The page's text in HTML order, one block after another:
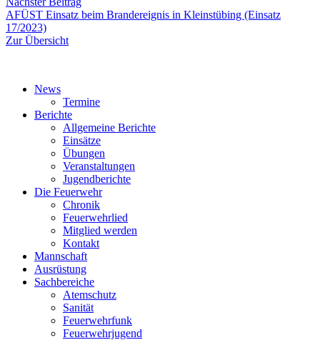
Beitrag:
AFÜST Einsatz beim Brandereignis in Kleinstübing (Einsatz
17/2023)
Zur Übersicht
News
Termine
Berichte
Allgemeine Berichte
Einsätze
Übungen
Veranstaltungen
Jugendberichte
Die Feuerwehr
Chronik
Feuerwehrlied
Mitglied werden
Kontakt
Mannschaft
Ausrüstung
Sachbereiche
Atemschutz
Sanität
Feuerwehrfunk
Feuerwehrjugend